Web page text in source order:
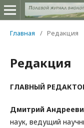
Главная / Редакция
Редакция
ГЛАВНЫЙ
Дмитрий
наук, ведущий